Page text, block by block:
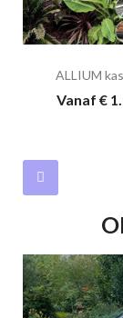
ALLIUM
Vanaf €